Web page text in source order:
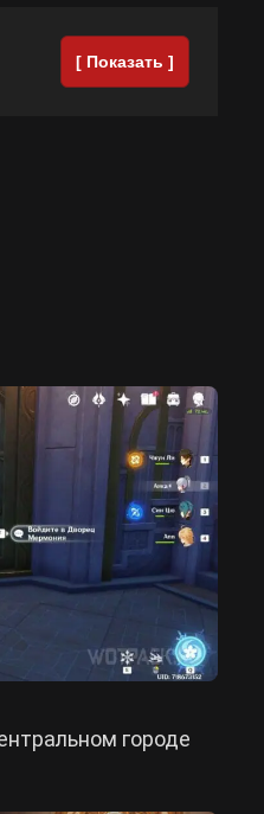
[ Показать ]
городе